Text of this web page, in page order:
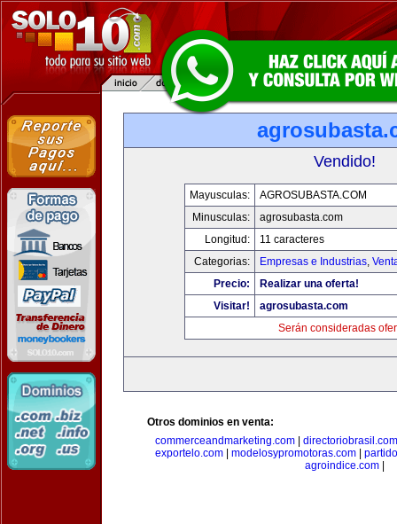
Vendido!
Mayusculas:
AGROSUBASTA.COM
Minusculas:
agrosubasta.com
Longitud:
11 caracteres
Categorias:
Empresas e Industrias,
Precio:
Realizar una oferta!
Visitar!
agrosubasta.com
Serán consideradas
Otros dominios en venta:
commerceandmarketing.com| directoriobrasil.com
exportelo.com
modelosypromotoras.com
agroindice.com